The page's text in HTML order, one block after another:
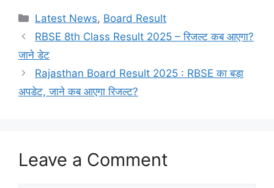
Categories
Latest News, Board Result
RBSE 8th Class Result 2025 – रिजल्ट कब आएगा?
जाने डेट
Rajasthan Board Result 2025 : RBSE का बड़ा
अपडेट, जाने कब आएगा रिजल्ट?
Leave a Comment